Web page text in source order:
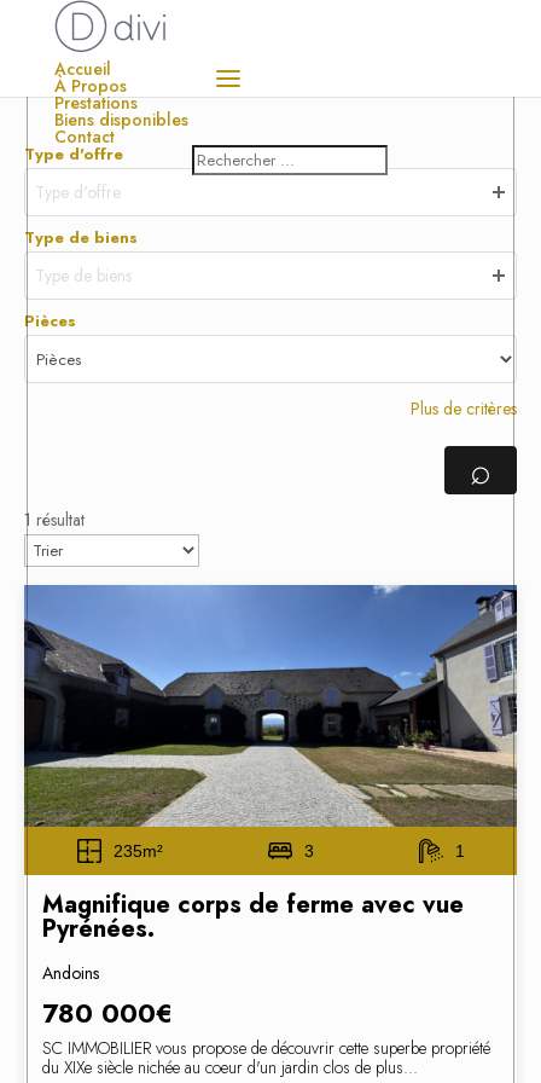
Accueil
À Propos
Prestations
Biens disponibles
Contact
Type d'offre
Type d'offre
Type de biens
Type de biens
Pièces
Plus de critères
⌕
1 résultat
235m² 3 1
Magnifique corps de ferme avec vue
Pyrénées.
Andoins
780 000€
SC IMMOBILIER vous propose de découvrir cette superbe propriété
du XIXe siècle nichée au coeur d'un jardin clos de plus...